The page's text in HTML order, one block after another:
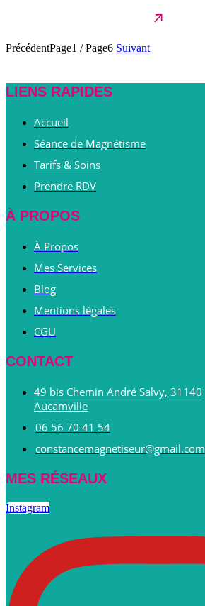
PrécédentPage1 / Page6 Suivant
LIENS RAPIDES
Accueil
Séance de Magnétisme
Tarifs & Soins
Prendre RDV
À PROPOS
À Propos
Mes Services
Blog
Mentions légales
CGU
CONTACT
49 bis Chemin André Salvy, 31140
Aucamville
06 56 70 41 54
constancemagnetiseur@gmail.com
MES RÉSEAUX
Instagram